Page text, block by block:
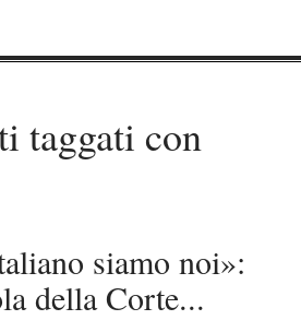
taggati con
siamo noi»:
della Corte...